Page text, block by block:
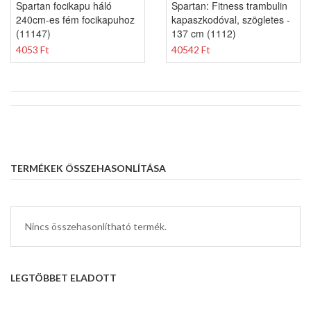
Spartan focikapu háló
240cm-es fém focikapuhoz
(11147)
4053 Ft
Spartan: Fitness trambulin
kapaszkodóval, szögletes -
137 cm (1112)
40542 Ft
TERMÉKEK ÖSSZEHASONLÍTÁSA
Nincs összehasonlítható termék.
LEGTÖBBET ELADOTT